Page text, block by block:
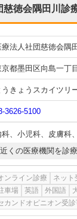
慈徳会隅田川診
療法人社団慈徳会隅
京都墨田区向島一丁
うきょうスカイツリ
3626-5100
科、 小児科、 皮膚科、
近くの医療機関を診
ンライン診療 ネット
車場
英語 外国語
カンドオピニオン受